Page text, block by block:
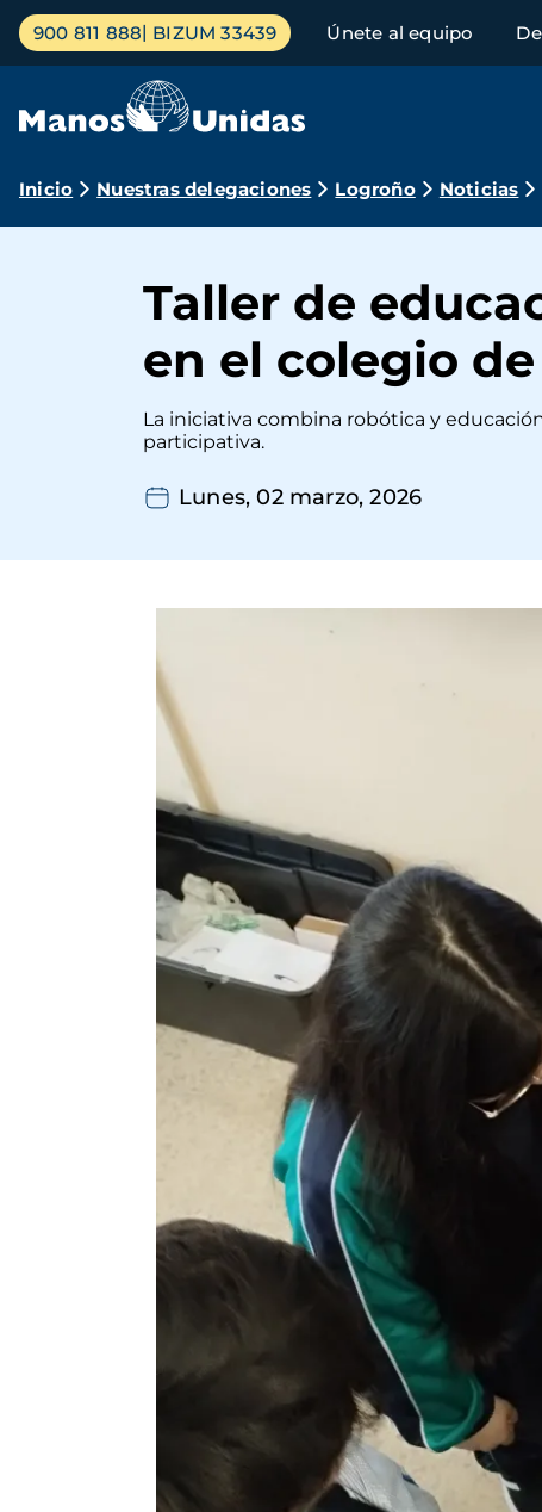
Pasar
contenido
Menú
principal
900 811 888 BIZUM 33439 Únete al equipo
Ruta
navegación
Inicio Nuestras delegaciones Logroño Noticias
Taller de
en el colegio
La iniciativa combina robótica y
participativa.
Lunes, 02 marzo, 2026